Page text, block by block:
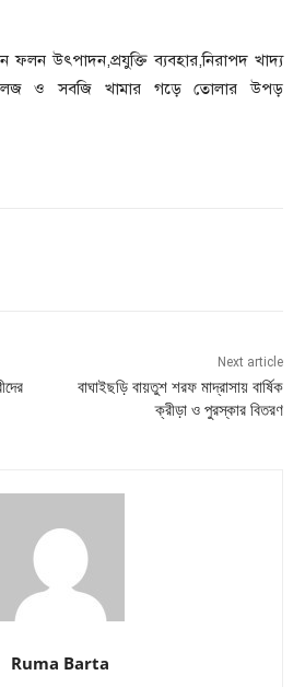
উৎপাদন,প্রযুক্তি ব্যবহার,নিরাপদ খাদ্য
ফলজ ও সবজি খামার গড়ে তোলার উপড়
Next article
বাঘাইছড়ি বায়তুশ শরফ মাদ্রাসায় বার্ষিক
ক্রীড়া ও পুরস্কার বিতরণ
Ruma Barta